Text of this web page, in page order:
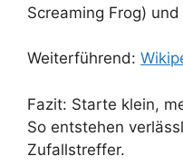
Screaming Frog)
Weiterführend:
Fazit: Starte klein,
So entstehen
Zufallstreffer.